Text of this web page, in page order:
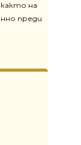
на
преди